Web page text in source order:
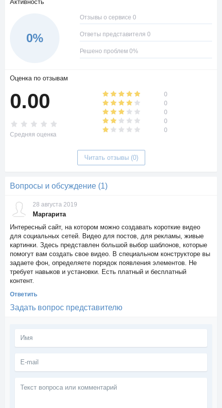
Активность
0%
Отзывы о сервисе 0
Ответы представителя 0
Решено проблем 0%
Оценка по отзывам
0.00
Средняя оценка
0
0
0
0
0
Читать отзывы (0)
Вопросы и обсуждение (1)
28 августа 2019
Маргарита
Интересный сайт, на котором можно создавать короткие видео
для социальных сетей. Видео для постов, для рекламы, живые
картинки. Здесь представлен большой выбор шаблонов, которые
помогут вам создать свое видео. В специальном конструкторе вы
задаете фон, определяете порядок появления элементов. Не
требует навыков и установки. Есть платный и бесплатный
контент.
Ответить
Задать вопрос представителю
вопроса